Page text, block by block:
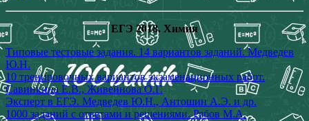
ЕГЭ 2018. Химия
Типовые тестовые задания. 14 вариантов заданий. Медведев
Ю.Н.
10 тренировочных вариантов экзаменационных работ.
Савинкина Е.В., Живейнова О.Г.
Эксперт в ЕГЭ. Медведев Ю.Н., Антошин А.Э. и др.
1000 заданий с ответами и решениями. Рябов М.А.